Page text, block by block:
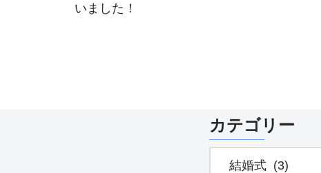
いました！
カテゴリー